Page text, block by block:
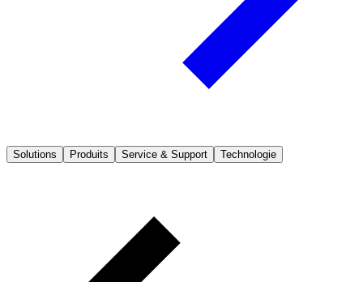
Solutions Produits Service & Support Technologie